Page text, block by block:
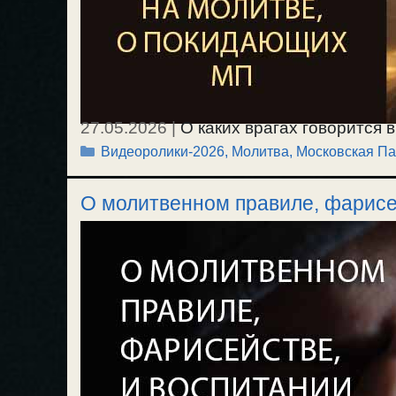
27.05.2026|О каких врагах
защитнике своих единоплеменников.
правильной борьбы со страстями. О
избавлении от этого. / 24.05.2026.
Рубрики
Видеоролики-2026, Молитва, Московская
О молитвенном правиле,